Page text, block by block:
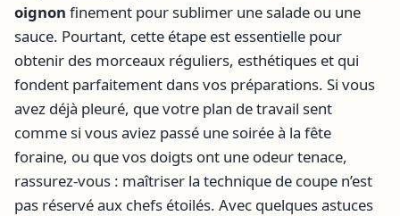
oignon finement pour sublimer une salade ou une
sauce. Pourtant, cette étape est essentielle pour
obtenir des morceaux réguliers, esthétiques et qui
fondent parfaitement dans vos préparations. Si vous
avez déjà pleuré, que votre plan de travail sent
comme si vous aviez passé une soirée à la fête
foraine, ou que vos doigts ont une odeur tenace,
rassurez-vous : maîtriser la technique de coupe n’est
pas réservé aux chefs étoilés. Avec quelques astuces